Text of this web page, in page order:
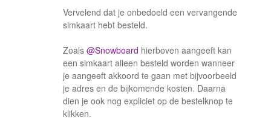
Vervelend dat je onbedoeld een vervangende
simkaart hebt besteld.
​​​​​​Zoals @Snowboard hierboven aangeeft kan
een simkaart alleen besteld worden wanneer
je aangeeft akkoord te gaan met bijvoorbeeld
je adres en de bijkomende kosten. Daarna
dien je ook nog expliciet op de bestelknop te
klikken.